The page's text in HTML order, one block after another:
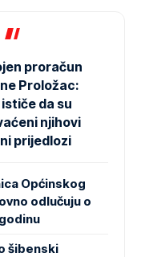
proračun
Proložac:
ističe da su
njihovi
prijedlozi
Općinskog
odlučuju o
šibenski